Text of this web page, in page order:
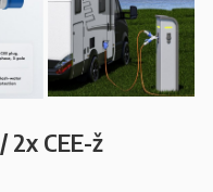
2x CEE-ž